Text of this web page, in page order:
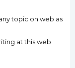
topic on web as
at this web